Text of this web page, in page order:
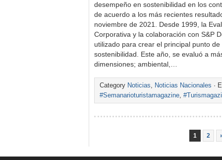
desempeño en sostenibilidad en los
de acuerdo a los más recientes
noviembre de 2021. Desde 1999, la
Corporativa y la colaboración con S&P
utilizado para crear el principal punto
sostenibilidad. Este año, se evaluó a
dimensiones; ambiental,…
Category Noticias, Noticias Nacionales ·
#Semanarioturistamagazine,
1 2